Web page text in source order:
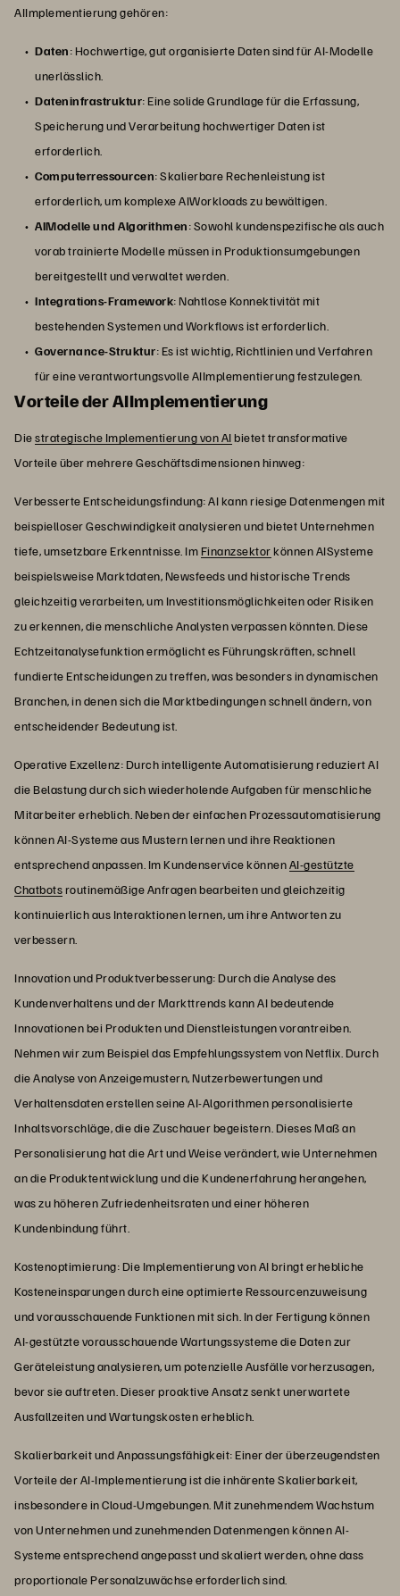
AIImplementierung gehören:
Daten: Hochwertige, gut organisierte Daten sind für AI-Modelle
unerlässlich.
Dateninfrastruktur: Eine solide Grundlage für die Erfassung,
Speicherung und Verarbeitung hochwertiger Daten ist
erforderlich.
Computerressourcen: Skalierbare Rechenleistung ist
erforderlich, um komplexe AIWorkloads zu bewältigen.
AIModelle und Algorithmen: Sowohl kundenspezifische als auch
vorab trainierte Modelle müssen in Produktionsumgebungen
bereitgestellt und verwaltet werden.
Integrations-Framework: Nahtlose Konnektivität mit
bestehenden Systemen und Workflows ist erforderlich.
Governance-Struktur: Es ist wichtig, Richtlinien und Verfahren
für eine verantwortungsvolle AIImplementierung festzulegen.
Vorteile der AIImplementierung
Diestrategische Implementierung von AIbietet transformative
Vorteile über mehrere Geschäftsdimensionen hinweg:
Verbesserte Entscheidungsfindung: AI kann riesige Datenmengen mit
beispielloser Geschwindigkeit analysieren und bietet Unternehmen
tiefe, umsetzbare Erkenntnisse. ImFinanzsektorkönnen AISysteme
beispielsweise Marktdaten, Newsfeeds und historische Trends
gleichzeitig verarbeiten, um Investitionsmöglichkeiten oder Risiken
zu erkennen, die menschliche Analysten verpassen könnten. Diese
Echtzeitanalysefunktion ermöglicht es Führungskräften, schnell
fundierte Entscheidungen zu treffen, was besonders in dynamischen
Branchen, in denen sich die Marktbedingungen schnell ändern, von
entscheidender Bedeutung ist.
Operative Exzellenz: Durch intelligente Automatisierung reduziert AI
die Belastung durch sich wiederholende Aufgaben für menschliche
Mitarbeiter erheblich. Neben der einfachen Prozessautomatisierung
können AI-Systeme aus Mustern lernen und ihre Reaktionen
entsprechend anpassen. Im Kundenservice könnenAI-gestützte
Chatbotsroutinemäßige Anfragen bearbeiten und gleichzeitig
kontinuierlich aus Interaktionen lernen, um ihre Antworten zu
verbessern.
Innovation und Produktverbesserung: Durch die Analyse des
Kundenverhaltens und der Markttrends kann AI bedeutende
Innovationen bei Produkten und Dienstleistungen vorantreiben.
Nehmen wir zum Beispiel das Empfehlungssystem von Netflix. Durch
die Analyse von Anzeigemustern, Nutzerbewertungen und
Verhaltensdaten erstellen seine AI-Algorithmen personalisierte
Inhaltsvorschläge, die die Zuschauer begeistern. Dieses Maß an
Personalisierung hat die Art und Weise verändert, wie Unternehmen
an die Produktentwicklung und die Kundenerfahrung herangehen,
was zu höheren Zufriedenheitsraten und einer höheren
Kundenbindung führt.
Kostenoptimierung: Die Implementierung von AI bringt erhebliche
Kosteneinsparungen durch eine optimierte Ressourcenzuweisung
und vorausschauende Funktionen mit sich. In der Fertigung können
AI-gestützte vorausschauende Wartungssysteme die Daten zur
Geräteleistung analysieren, um potenzielle Ausfälle vorherzusagen,
bevor sie auftreten. Dieser proaktive Ansatz senkt unerwartete
Ausfallzeiten und Wartungskosten erheblich.
Skalierbarkeit und Anpassungsfähigkeit: Einer der überzeugendsten
Vorteile der AI-Implementierung ist die inhärente Skalierbarkeit,
insbesondere in Cloud-Umgebungen. Mit zunehmendem Wachstum
von Unternehmen und zunehmenden Datenmengen können AI-
Systeme entsprechend angepasst und skaliert werden, ohne dass
proportionale Personalzuwächse erforderlich sind.